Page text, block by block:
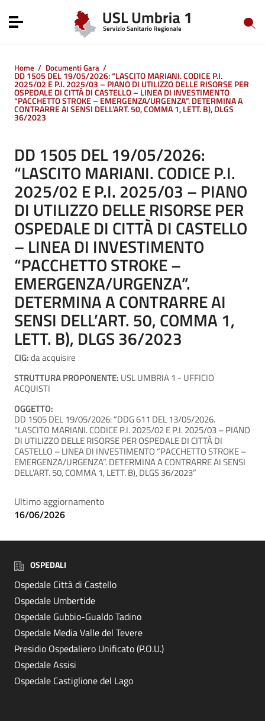
Vai al menu di navigazione
Toggle navigation
Home / Documenti Gara /
DD 1505 DEL 19/05/2026: “LASCITO MARIANI. CODICE P.I.
2025/02 E P.I. 2025/03 – PIANO DI UTILIZZO DELLE RISORSE PER
OSPEDALE DI CITTÀ DI CASTELLO – LINEA DI INVESTIMENTO
“PACCHETTO STROKE – EMERGENZA/URGENZA”. DETERMINA A
CONTRARRE AI SENSI DELL’ART. 50, COMMA 1, LETT. B), DLGS
36/2023
DD 1505 DEL 19/05/2026:
“LASCITO MARIANI. CODICE P.I.
2025/02 E P.I. 2025/03 – PIANO
DI UTILIZZO DELLE RISORSE PER
OSPEDALE DI CITTÀ DI CASTELLO
– LINEA DI INVESTIMENTO
“PACCHETTO STROKE –
EMERGENZA/URGENZA”.
DETERMINA A CONTRARRE AI
SENSI DELL’ART. 50, COMMA 1,
LETT. B), DLGS 36/2023
CIG:da acquisire
STRUTTURA PROPONENTE: USL UMBRIA 1 - UFFICIO
ACQUISTI
OGGETTO:
DD 1505 DEL 19/05/2026: “DDG 611 DEL 13/05/2026.
“LASCITO MARIANI. CODICE P.I. 2025/02 E P.I. 2025/03 – PIANO
DI UTILIZZO DELLE RISORSE PER OSPEDALE DI CITTÀ DI
CASTELLO – LINEA DI INVESTIMENTO “PACCHETTO STROKE –
EMERGENZA/URGENZA”. DETERMINA A CONTRARRE AI SENSI
DELL’ART. 50, COMMA 1, LETT. B), DLGS 36/2023”
Ultimo aggiornamento
16/06/2026
OSPEDALI
Ospedale Città di Castello
Ospedale Umbertide
Ospedale Gubbio-Gualdo Tadino
Ospedale Media Valle del Tevere
Presidio Ospedaliero Unificato (P.O.U.)
Ospedale Assisi
Ospedale Castiglione del Lago